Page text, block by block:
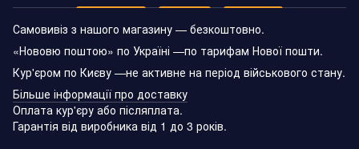
Самовивіз з нашого магазину — безкоштовно.
«Нововю поштою» по Україні —по тарифам Нової пошти.
Кур'єром по Києву —не активне на період військового стану.
Більше інформації про доставку
Оплата кур'єру або післяплата.
Гарантія від виробника від 1 до 3 років.